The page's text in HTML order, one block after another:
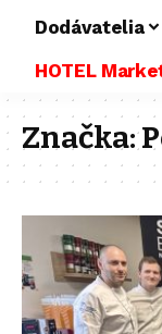
Dodávatelia
HOTEL
Značka: